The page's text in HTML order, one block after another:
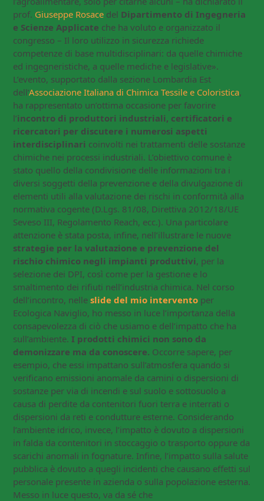
prof. Giuseppe Rosace del Dipartimento di Ingegneria
e Scienze Applicate che ha voluto e organizzato il
congresso – Il loro utilizzo in sicurezza richiede
competenze di base multidisciplinari: da quelle chimiche
ed ingegneristiche, a quelle mediche e legislative».
L’evento, supportato dalla sezione Lombardia Est
dell’Associazione Italiana di Chimica Tessile e Coloristica,
ha rappresentato un’ottima occasione per favorire
l’incontro di produttori industriali, certificatori e
ricercatori per discutere i numerosi aspetti
interdisciplinari coinvolti nei trattamenti delle sostanze
chimiche nei processi industriali. L’obiettivo comune è
stato quello della condivisione delle informazioni tra i
diversi soggetti della prevenzione e della divulgazione di
elementi utili alla valutazione dei rischi in conformità alla
normativa cogente (D.Lgs. 81/08, Direttiva 2012/18/UE
Seveso III, Regolamento Reach, ecc.). Una particolare
attenzione è stata posta, infine, nell’illustrare le nuove
strategie per la valutazione e prevenzione del
rischio chimico negli impianti produttivi, per la
selezione dei DPI, così come per la gestione e lo
smaltimento dei rifiuti nell’industria chimica. Nel corso
dell’incontro, nelleslide del mio intervento per
Ecologica Naviglio, ho messo in luce l’importanza della
consapevolezza di ciò che usiamo e dell’impatto che ha
sull’ambiente.I prodotti chimici non sono da
demonizzare ma da conoscere. Occorre sapere, per
esempio, che essi impattano sull’atmosfera quando si
verificano emissioni anomale da camini o dispersioni di
sostanze per via di incendi e sul suolo e sottosuolo a
causa di perdite da contenitori fuori terra e interrati o
dispersioni da reti e condutture esterne. Considerando
l’ambiente idrico, invece, l’impatto è dovuto a dispersioni
in falda da contenitori in stoccaggio o trasporto oppure da
scarichi anomali in fognature. Infine, l’impatto sulla salute
pubblica è dovuto a quegli incidenti che causano effetti sul
personale presente in azienda o sulla popolazione esterna.
Messo in luce questo, va da sé che